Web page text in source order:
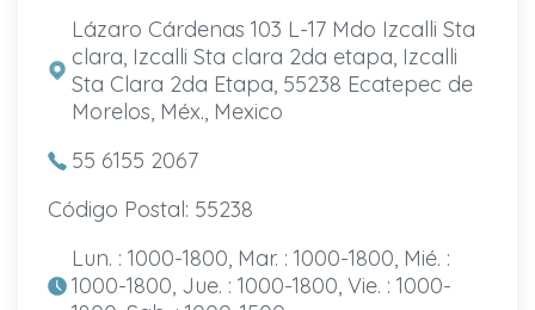
Lázaro Cárdenas 103 L-17 Mdo Izcalli Sta
clara, Izcalli Sta clara 2da etapa, Izcalli
Sta Clara 2da Etapa, 55238 Ecatepec de
Morelos, Méx., Mexico
55 6155 2067
Código Postal: 55238
Lun. : 1000-1800, Mar. : 1000-1800, Mié. :
1000-1800, Jue. : 1000-1800, Vie. : 1000-